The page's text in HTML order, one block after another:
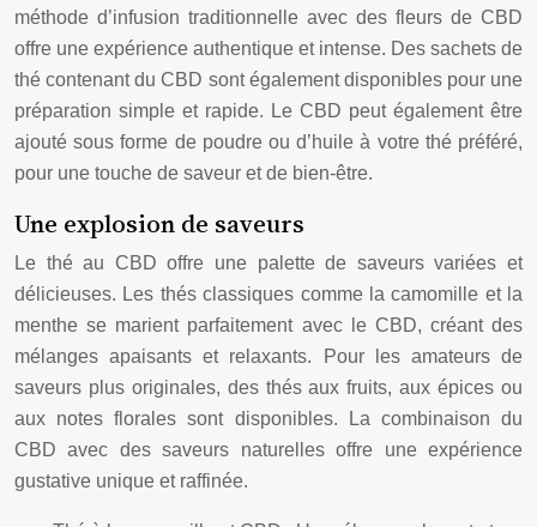
méthode d’infusion traditionnelle avec des fleurs de CBD
offre une expérience authentique et intense. Des sachets de
thé contenant du CBD sont également disponibles pour une
préparation simple et rapide. Le CBD peut également être
ajouté sous forme de poudre ou d’huile à votre thé préféré,
pour une touche de saveur et de bien-être.
Une explosion de saveurs
Le thé au CBD offre une palette de saveurs variées et
délicieuses. Les thés classiques comme la camomille et la
menthe se marient parfaitement avec le CBD, créant des
mélanges apaisants et relaxants. Pour les amateurs de
saveurs plus originales, des thés aux fruits, aux épices ou
aux notes florales sont disponibles. La combinaison du
CBD avec des saveurs naturelles offre une expérience
gustative unique et raffinée.